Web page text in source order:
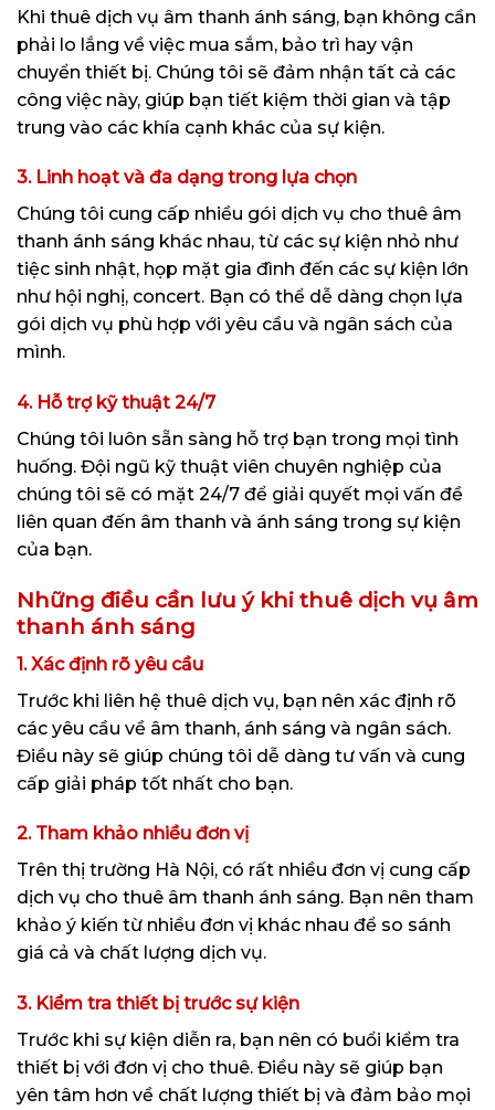
Khi thuê dịch vụ âm thanh ánh sáng, bạn không cần
phải lo lắng về việc mua sắm, bảo trì hay vận
chuyển thiết bị. Chúng tôi sẽ đảm nhận tất cả các
công việc này, giúp bạn tiết kiệm thời gian và tập
trung vào các khía cạnh khác của sự kiện.
3. Linh hoạt và đa dạng trong lựa chọn
Chúng tôi cung cấp nhiều gói dịch vụ cho thuê âm
thanh ánh sáng khác nhau, từ các sự kiện nhỏ như
tiệc sinh nhật, họp mặt gia đình đến các sự kiện lớn
như hội nghị, concert. Bạn có thể dễ dàng chọn lựa
gói dịch vụ phù hợp với yêu cầu và ngân sách của
mình.
4. Hỗ trợ kỹ thuật 24/7
Chúng tôi luôn sẵn sàng hỗ trợ bạn trong mọi tình
huống. Đội ngũ kỹ thuật viên chuyên nghiệp của
chúng tôi sẽ có mặt 24/7 để giải quyết mọi vấn đề
liên quan đến âm thanh và ánh sáng trong sự kiện
của bạn.
Những điều cần lưu ý khi thuê dịch vụ âm
thanh ánh sáng
1. Xác định rõ yêu cầu
Trước khi liên hệ thuê dịch vụ, bạn nên xác định rõ
các yêu cầu về âm thanh, ánh sáng và ngân sách.
Điều này sẽ giúp chúng tôi dễ dàng tư vấn và cung
cấp giải pháp tốt nhất cho bạn.
2. Tham khảo nhiều đơn vị
Trên thị trường Hà Nội, có rất nhiều đơn vị cung cấp
dịch vụ cho thuê âm thanh ánh sáng. Bạn nên tham
khảo ý kiến từ nhiều đơn vị khác nhau để so sánh
giá cả và chất lượng dịch vụ.
3. Kiểm tra thiết bị trước sự kiện
Trước khi sự kiện diễn ra, bạn nên có buổi kiểm tra
thiết bị với đơn vị cho thuê. Điều này sẽ giúp bạn
yên tâm hơn về chất lượng thiết bị và đảm bảo mọi